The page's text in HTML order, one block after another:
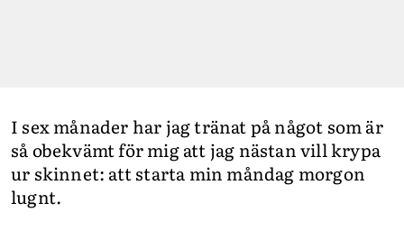
I sex månader har jag tränat på något som är
så obekvämt för mig att jag nästan vill krypa
ur skinnet: att starta min måndag morgon
lugnt.